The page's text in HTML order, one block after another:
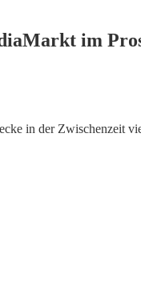
im
in der Zwischenzeit